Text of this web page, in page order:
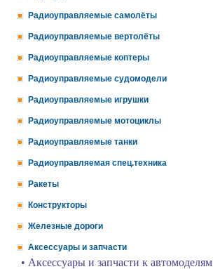
Радиоуправляемые самолёты
Радиоуправляемые вертолёты
Радиоуправляемые коптеры
Радиоуправляемые судомодели
Радиоуправляемые игрушки
Радиоуправляемые мотоциклы
Радиоуправляемые танки
Радиоуправляемая спец.техника
Ракеты
Конструкторы
Железные дороги
Аксессуары и запчасти
• Аксессуары и запчасти к автомоделям